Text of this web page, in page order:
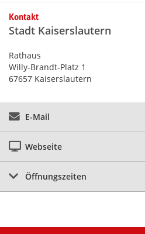
Kontaktinformationen
Kontakt
Stadt Kaiserslautern
Rathaus
Willy-Brandt-Platz 1
67657 Kaiserslautern
E-Mail
Webseite
Öffnungszeiten